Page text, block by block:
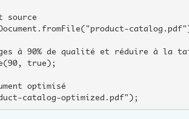
source
à 90% de qualité et réduire à la
true);
optimisé
catalog-optimized.pdf");